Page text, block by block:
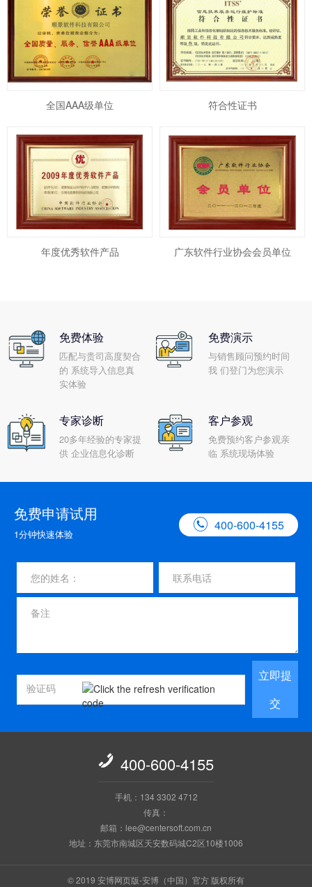
全国AAA级单位 符合性证书
年度优秀软件产品 广东软件行业协会会员单位
免费体验
匹配与贵司高度契合
的 系统导入信息真
实体验
免费演示
与销售顾问预约时间
我 们登门为您演示
专家诊断
20多年经验的专家提
供 企业信息化诊断
客户参观
免费预约客户参观亲
临 系统现场体验
免费申请试用
1分钟快速体验
 400-600-4155
立即提
交
 400-600-4155
手机：134 3302 4712
传真：
邮箱：lee@centersoft.com.cn
地址：东莞市南城区天安数码城C2区10楼1006
© 2019 安博网页版-安博（中国）官方 版权所有